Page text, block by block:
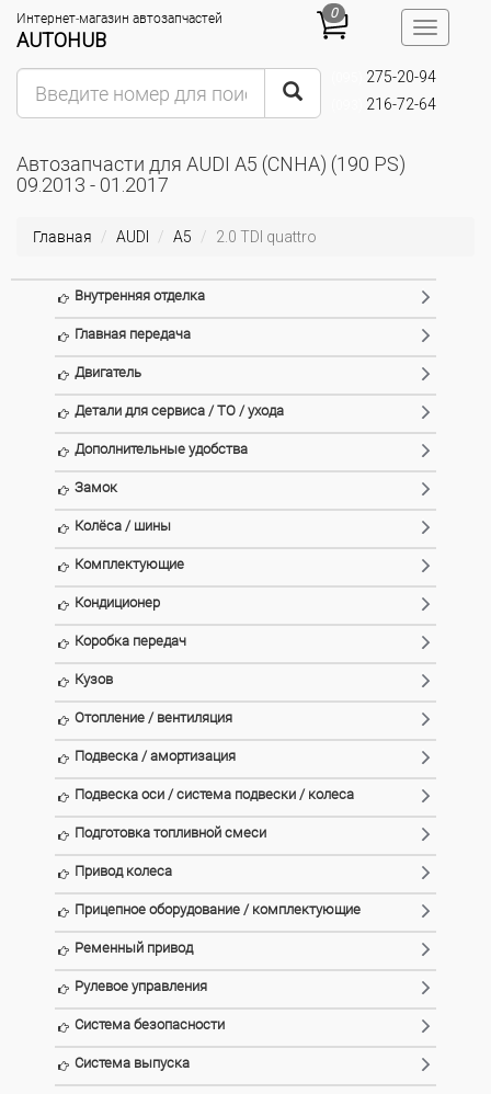
Toggle
0
Интернет-магазин автозапчастей
AUTOHUB
275-20-94
216-72-64
Автозапчасти для AUDI A5 (CNHA) (190 PS)
09.2013 - 01.2017
Главная AUDI A5 2.0 TDI quattro
Внутренняя отделка
Главная передача
Двигатель
Детали для сервиса / ТО / ухода
Дополнительные удобства
Замок
Колёса / шины
Комплектующие
Кондиционер
Коробка передач
Кузов
Отопление / вентиляция
Подвеска / амортизация
Подвеска оси / система подвески / колеса
Подготовка топливной смеси
Привод колеса
Прицепное оборудование / комплектующие
Ременный привод
Рулевое управления
Система безопасности
Система выпуска